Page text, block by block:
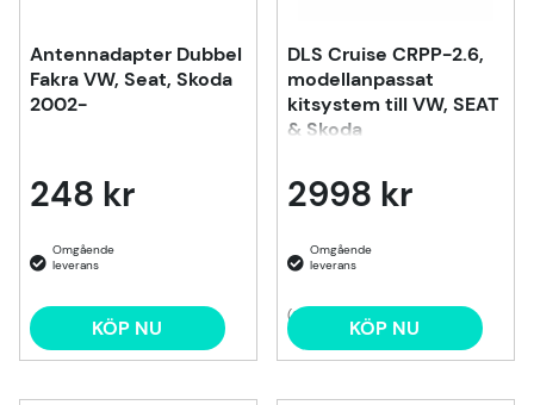
Antennadapter Dubbel
Fakra VW, Seat, Skoda
2002-
248 kr
KÖP NU
DLS Cruise CRPP-2.6,
modellanpassat
kitsystem till VW, SEAT
& Skoda
2998 kr
(2) KÖP NU